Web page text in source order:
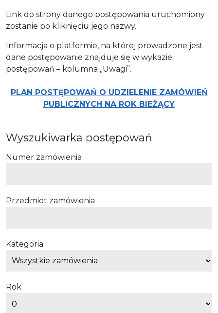
Link do strony danego postępowania uruchomiony
zostanie po kliknięciu jego nazwy.
Informacja o platformie, na której prowadzone jest
dane postępowanie znajduje się w wykazie
postępowań – kolumna „Uwagi”.
PLAN POSTĘPOWAŃ O UDZIELENIE ZAMÓWIEŃ
PUBLICZNYCH NA ROK BIEŻĄCY
Wyszukiwarka postępowań
Numer zamówienia
Przedmiot zamówienia
Kategoria
Rok